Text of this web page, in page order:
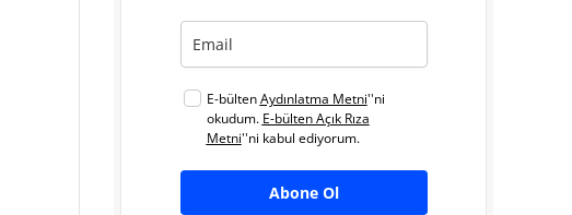
E-bültenAydınlatma Metni''ni
okudum. E-bülten Açık Rıza
Metni''ni kabul ediyorum.
Abone Ol